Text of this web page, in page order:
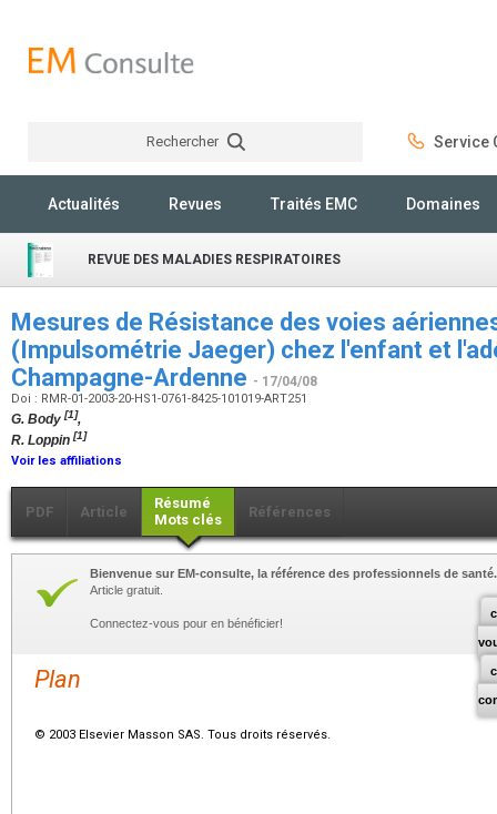
Rechercher Service
Actualités Revues Traités EMC Domaines
REVUE DES MALADIES RESPIRATOIRES
Mesures de Résistance des voies
(Impulsométrie Jaeger) chez l'enfant et
Champagne-Ardenne - 17/04/08
Doi : RMR-01-2003-20-HS1-0761-8425-101019-ART251
G. Body [1],
R. Loppin [1]
Voir les affiliations
PDF Article
Résumé
Mots clés
Références
Bienvenue sur EM-consulte, la référence des professionnels de santé.
Article gratuit.
Connectez-vous pour en bénéficier!
Plan
© 2003 Elsevier Masson SAS. Tous droits réservés.